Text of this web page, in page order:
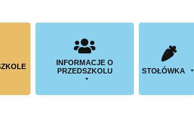
INFORMACJE O
PRZEDSZKOLU
STOŁÓWKA